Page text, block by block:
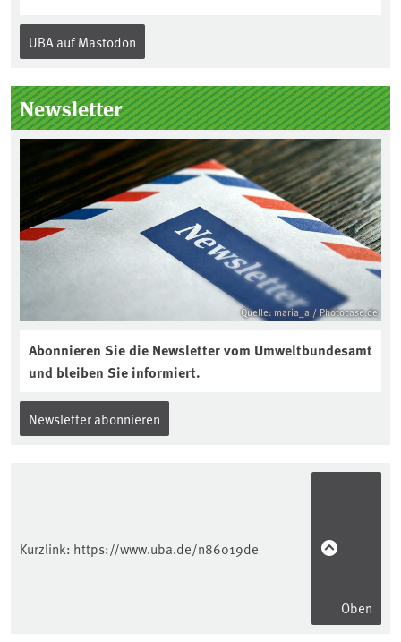
Internationalen Tag des Bodens, der
„Boden des Jahres“ vorgestellt. Das UBA
Kuratorium, wie wird der Boden des
Jahres ausgewählt und was passiert
eigentlich während eines solchen
Bodenjahres? Infos dazu gibt es im
aktuellen Podcast „Soilcast“. Jetzt
reinhören:
https://soilcast.de/interview/sc202-
interview-die-kuer-der-krume/
UBA auf Mastodon
Newsletter
Quelle: maria_a / Photocase.de
Abonnieren Sie die Newsletter vom Umweltbundesamt
und bleiben Sie informiert.
Newsletter abonnieren
Kurzlink: https://www.uba.de/n86019de
Oben